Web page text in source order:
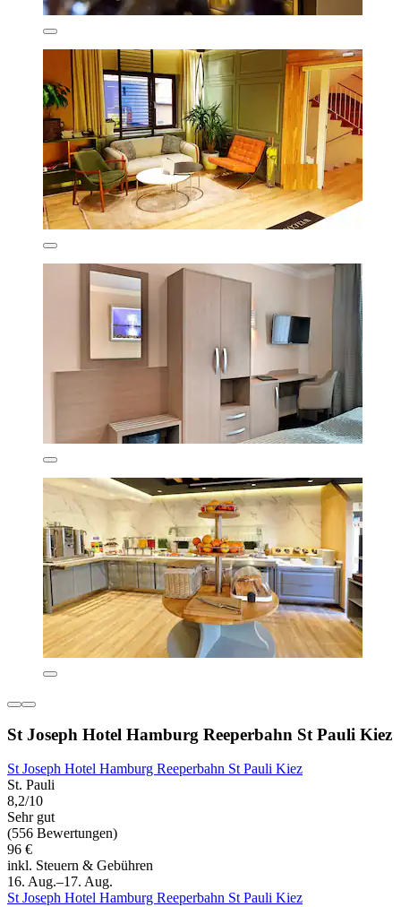
St Joseph Hotel Hamburg Reeperbahn St Pauli Kiez
St Joseph Hotel Hamburg Reeperbahn St Pauli Kiez
St. Pauli
8,2/10
Sehr gut
(556 Bewertungen)
96 €
inkl. Steuern & Gebühren
16. Aug.–17. Aug.
St Joseph Hotel Hamburg Reeperbahn St Pauli Kiez